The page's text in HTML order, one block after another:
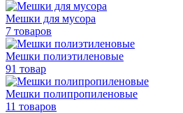
Мешки для мусора
7 товаров
Мешки полиэтиленовые
91 товар
Мешки полипропиленовые
11 товаров